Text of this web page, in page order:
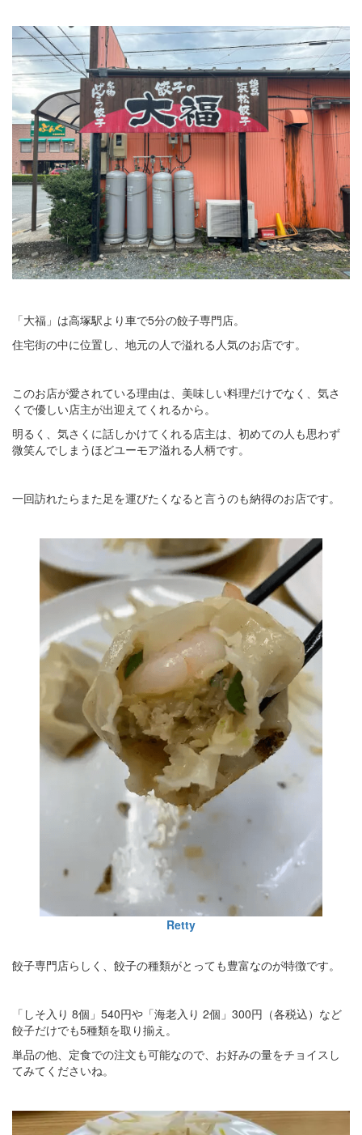
「大福」は高塚駅より車で5分の餃子専門店。
住宅街の中に位置し、地元の人で溢れる人気のお店です。
このお店が愛されている理由は、美味しい料理だけでなく、気さ
くで優しい店主が出迎えてくれるから。
明るく、気さくに話しかけてくれる店主は、初めての人も思わず
微笑んでしまうほどユーモア溢れる人柄です。
一回訪れたらまた足を運びたくなると言うのも納得のお店です。
Retty
餃子専門店らしく、餃子の種類がとっても豊富なのが特徴です。
「しそ入り 8個」540円や「海老入り 2個」300円（各税込）など
餃子だけでも5種類を取り揃え。
単品の他、定食での注文も可能なので、お好みの量をチョイスし
てみてくださいね。